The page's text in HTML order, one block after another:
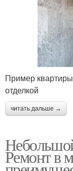
Пример
отделкой
читать дальше →
Ремонт в